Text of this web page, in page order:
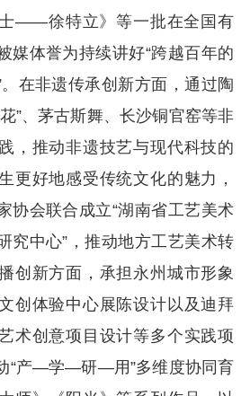
——徐特立》等一批在全国有
媒体誉为持续讲好“跨越百年的
在非遗传承创新方面，通过陶
”、茅古斯舞、长沙铜官窑等非
，推动非遗技艺与现代科技的
更好地感受传统文化的魅力，
协会联合成立“湖南省工艺美术
究中心”，推动地方工艺美术转
创新方面，承担永州城市形象
创体验中心展陈设计以及迪拜
术创意项目设计等多个实践项
“产—学—研—用”多维度协同育